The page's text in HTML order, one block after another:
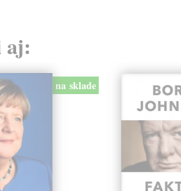
aj:
na sklade